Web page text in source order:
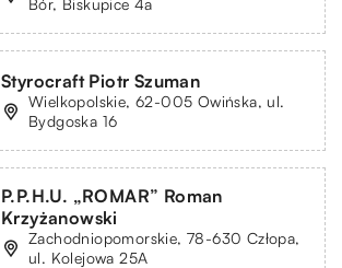
Styrocraft Piotr Szuman
Wielkopolskie, 62-005 Owińska, ul.
Bydgoska 16
P.P.H.U. „ROMAR” Roman
Krzyżanowski
Zachodniopomorskie, 78-630 Człopa,
ul. Kolejowa 25A